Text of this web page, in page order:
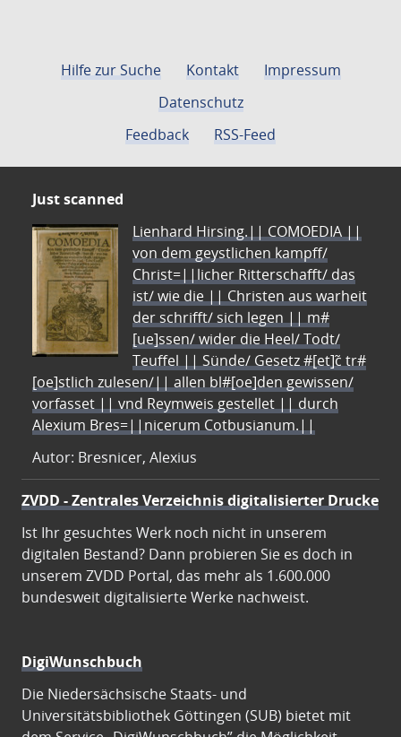
Hilfe zur Suche Kontakt
Impressum
Datenschutz
Feedback
RSS-Feed
Just scanned
Lienhard Hirsing.|| COMOEDIA ||
von dem geystlichen kampff/
Christ=||licher Ritterschafft/ das
ist/ wie die || Christen aus warheit
der schrifft/ sich legen || m#
[ue]ssen/ wider die Heel/ Todt/
Teuffel || Sünde/ Gesetz #[et]c̃ tr#
[oe]stlich zulesen/|| allen bl#[oe]den gewissen/
vorfasset || vnd Reymweis gestellet || durch
Alexium Bres=||nicerum Cotbusianum.||
Autor: Bresnicer, Alexius
ZVDD - Zentrales Verzeichnis digitalisierter Drucke
Ist Ihr gesuchtes Werk noch nicht in unserem
digitalen Bestand? Dann probieren Sie es doch in
unserem ZVDD Portal, das mehr als 1.600.000
bundesweit digitalisierte Werke nachweist.
DigiWunschbuch
Die Niedersächsische Staats- und
Universitätsbibliothek Göttingen (SUB) bietet mit